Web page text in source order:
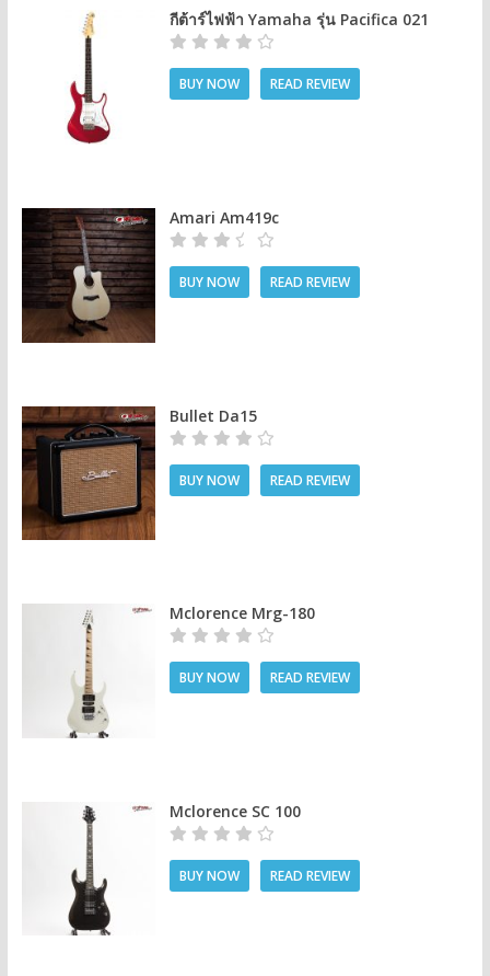
กีต้าร์ไฟฟ้า Yamaha รุ่น Pacifica 021
BUY NOW READ REVIEW
Amari Am419c
BUY NOW READ REVIEW
Bullet Da15
BUY NOW READ REVIEW
Mclorence Mrg-180
BUY NOW READ REVIEW
Mclorence SC 100
BUY NOW READ REVIEW